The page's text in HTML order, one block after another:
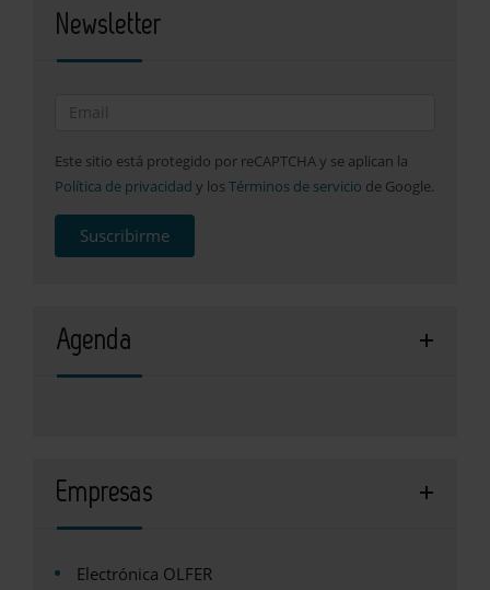
Newsletter
Este sitio está protegido por reCAPTCHA y se aplican la
Política de privacidad y los Términos de servicio de Google.
Suscribirme
Agenda
Empresas
Electrónica OLFER